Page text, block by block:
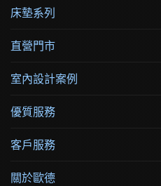
床墊系列
直營門市
室內設計案例
優質服務
客戶服務
關於歐德